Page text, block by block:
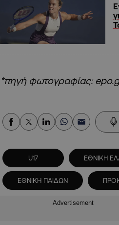
*πηγή φωτογραφίας:
U17 ΕΘΝΙΚΗ
ΕΘΝΙΚΗ ΠΑΙΔΩΝ
Advertisement